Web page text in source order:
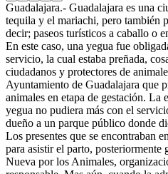
Guadalajara.- Guadalajara es una
tequila y el mariachi, pero también
decir; paseos turísticos a caballo o
En este caso, una yegua fue
servicio, la cual estaba preñada,
ciudadanos y protectores de
Ayuntamiento de Guadalajara que
animales en etapa de gestación.
yegua no pudiera más con el
dueño a un parque público donde
Los presentes que se encontraban
para asistir el parto, posteriormente
Nueva por los Animales,